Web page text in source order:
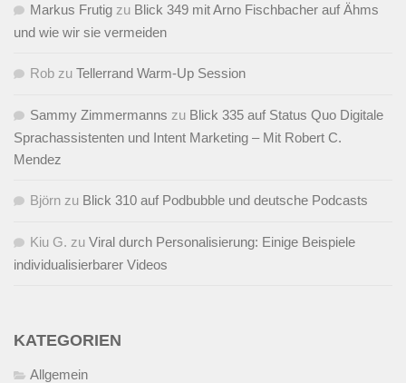
Markus Frutig zu Blick 349 mit Arno Fischbacher auf Ähms
und wie wir sie vermeiden
Rob zu Tellerrand Warm-Up Session
Sammy Zimmermanns zu Blick 335 auf Status Quo Digitale
Sprachassistenten und Intent Marketing – Mit Robert C.
Mendez
Björn zu Blick 310 auf Podbubble und deutsche Podcasts
Kiu G. zu Viral durch Personalisierung: Einige Beispiele
individualisierbarer Videos
KATEGORIEN
Allgemein